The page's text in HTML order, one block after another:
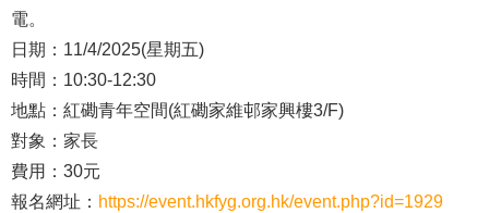
電。
日期：11/4/2025(星期五)
時間：10:30-12:30
地點：紅磡青年空間(紅磡家維邨家興樓3/F)
對象：家長
費用：30元
報名網址： https://event.hkfyg.org.hk/event.php?id=1929